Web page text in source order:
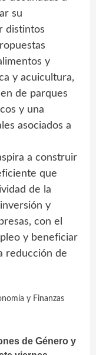
su
distintos
y
y acuicultura,
de parques
y una
asociados a
a construir
que
de la
y
con el
y beneficiar
reducción de
y Finanzas
de Género y